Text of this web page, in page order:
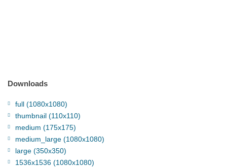
Downloads
full (1080x1080)
thumbnail (110x110)
medium (175x175)
medium_large (1080x1080)
large (350x350)
1536x1536 (1080x1080)